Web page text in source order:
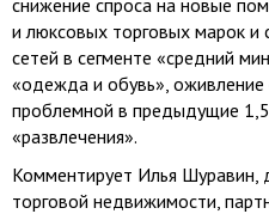
снижение спроса на новые
и люксовых торговых марок и
сетей в сегменте «средний
«одежда и обувь», оживление
проблемной в предыдущие 1,5
«развлечения».
Комментирует Илья Шуравин,
торговой недвижимости,